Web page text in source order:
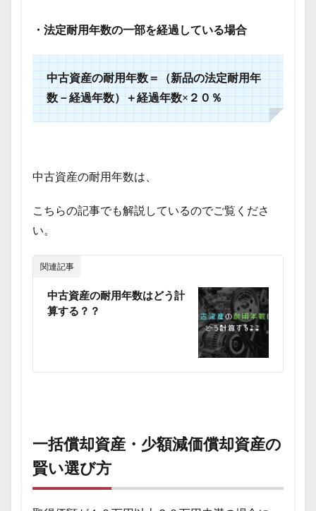
・法定耐用年数の一部を経過している場合
中古資産の耐用年数＝（新品の法定耐用年
数－経過年数）＋経過年数×２０％
中古資産の耐用年数は、
こちらの記事でも解説しているのでご覧くださ
い。
関連記事
中古資産の耐用年数はどう計
算する？？
一括償却資産・少額減価償却資産の
賢い選び方